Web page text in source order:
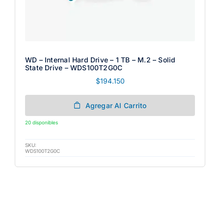
WD – Internal Hard Drive – 1 TB – M.2 – Solid
State Drive – WDS100T2G0C
$194.150
Agregar Al Carrito
20 disponibles
SKU:
WDS100T2G0C